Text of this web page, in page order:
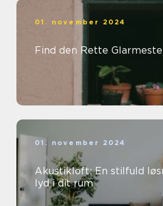
01. november 2024
Find den Rette
01. november 2024
Akustikloft: En stilfuld
lyd i dit rum